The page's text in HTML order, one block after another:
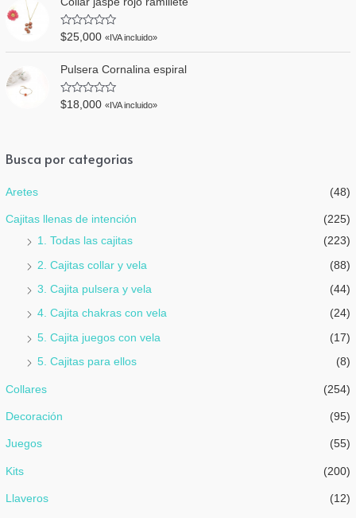
0
d
e
5
a
d
o
e
0
d
e
5
V
o
a
d
o
e
$25,000 «IVA incluido»
Pulsera Cornalina espiral
V
d
d
5
$18,000 «IVA incluido»
Busca por categorias
Aretes (48)
Cajitas llenas de intención
(225)
1. Todas las cajitas
(223)
2. Cajitas collar y vela (88)
3. Cajita pulsera y vela (44)
4. Cajita chakras con vela (24)
5. Cajita juegos con vela (17)
5. Cajitas para ellos (8)
Collares (254)
Decoración (95)
Juegos (55)
Kits (200)
Llaveros (12)